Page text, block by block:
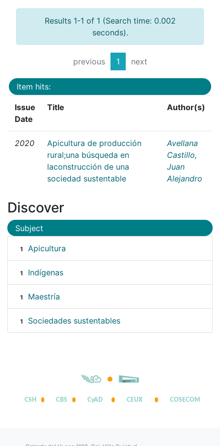
Results 1-1 of 1 (Search time: 0.002
seconds).
previous 1 next
Item hits:
Issue
Date
Title Author(s)
2020
Apicultura de producción
rural;una búsqueda en
laconstrucción de una
sociedad sustentable
Avellana
Castillo,
Juan
Alejandro
Discover
Subject
1 Apicultura
1 Indígenas
1 Maestría
1 Sociedades sustentables
CSH CBS CyAD CEUX COSECOM